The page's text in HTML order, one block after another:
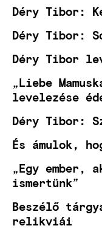
Déry Tibor:
Déry Tibor:
Déry Tibor
„Liebe
levelezése
Déry Tibor:
És ámulok,
„Egy ember,
ismertünk”
Beszélő
relikviái